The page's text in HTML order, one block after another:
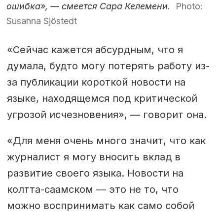
ошибка», — смеется Сара Келемени.
Photo:
Susanna Sjöstedt
«Сейчас кажется абсурдным, что я
думала, будто могу потерять работу из-
за публикации короткой новости на
языке, находящемся под критической
угрозой исчезновения», — говорит она.
«Для меня очень много значит, что как
журналист я могу вносить вклад в
развитие своего языка. Новости на
колтта-саамском — это не то, что
можно воспринимать как само собой